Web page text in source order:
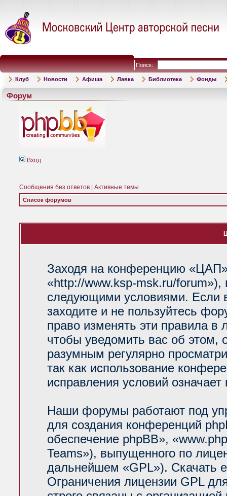
Поиск:
Клуб Новости Афиша Лавка Библиотека Фонды
Форум
Вход
Сообщения без ответов Активные темы
Список форумов
Заходя на конференцию
«http://www.ksp-msk.ru/forum»),
следующими условиями. Если
заходите и не пользуйтесь
право изменять эти правила
чтобы уведомить вас об
разумным регулярно
так как использование
исправления условий
Наши форумы работают под
для создания конференций
обеспечение phpBB»,
Teams»), выпущенного по
дальнейшем «GPL»). Скачать
Ограничения лицензии GPL